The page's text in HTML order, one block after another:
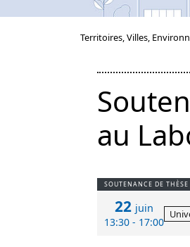
Territoires, Villes,
au
SOUTENANCE DE THÈSE
22 juin
13:30 - 17:00